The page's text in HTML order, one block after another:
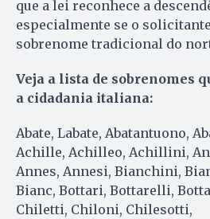
que a lei reconhece a
especialmente se o
sobrenome tradicional do
Veja a lista de sobrenomes
a cidadania italiana:
Abate, Labate, Abatantuono,
Achille, Achilleo, Achillini,
Annes, Annesi, Bianchini,
Bianc, Bottari, Bottarelli,
Chiletti, Chiloni, Chilesotti,